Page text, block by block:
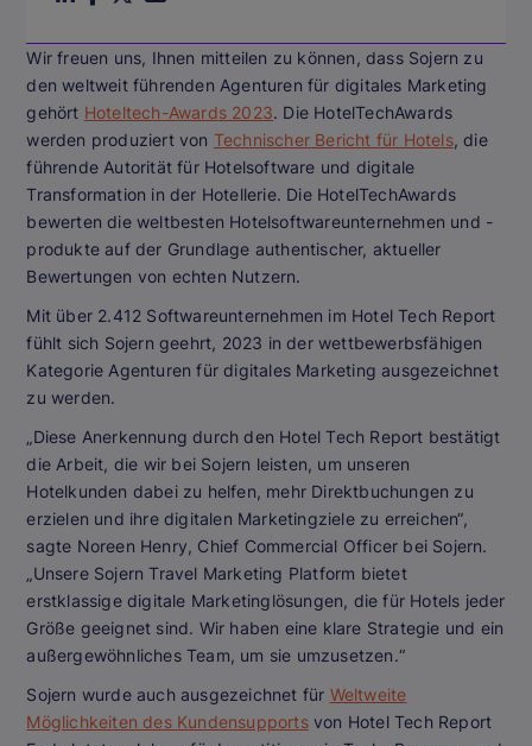
Wir freuen uns, Ihnen mitteilen zu können, dass Sojern zu
den weltweit führenden Agenturen für digitales Marketing
gehört Hoteltech-Awards 2023. Die HotelTechAwards
werden produziert von Technischer Bericht für Hotels, die
führende Autorität für Hotelsoftware und digitale
Transformation in der Hotellerie. Die HotelTechAwards
bewerten die weltbesten Hotelsoftwareunternehmen und -
produkte auf der Grundlage authentischer, aktueller
Bewertungen von echten Nutzern.
Mit über 2.412 Softwareunternehmen im Hotel Tech Report
fühlt sich Sojern geehrt, 2023 in der wettbewerbsfähigen
Kategorie Agenturen für digitales Marketing ausgezeichnet
zu werden.
„Diese Anerkennung durch den Hotel Tech Report bestätigt
die Arbeit, die wir bei Sojern leisten, um unseren
Hotelkunden dabei zu helfen, mehr Direktbuchungen zu
erzielen und ihre digitalen Marketingziele zu erreichen“,
sagte Noreen Henry, Chief Commercial Officer bei Sojern.
„Unsere Sojern Travel Marketing Platform bietet
erstklassige digitale Marketinglösungen, die für Hotels jeder
Größe geeignet sind. Wir haben eine klare Strategie und ein
außergewöhnliches Team, um sie umzusetzen.“
Sojern wurde auch ausgezeichnet für Weltweite
Möglichkeiten des Kundensupportsvon Hotel Tech Report